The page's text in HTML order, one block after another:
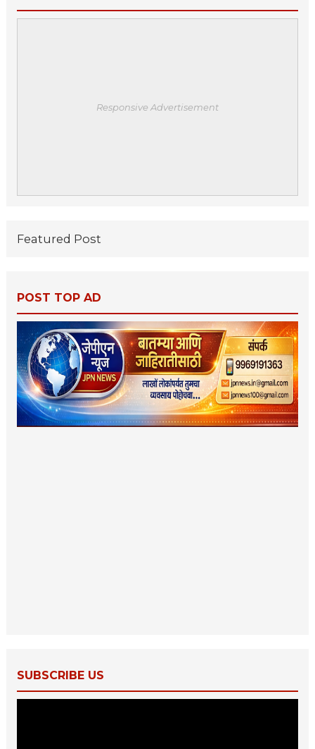
Responsive Advertisement
Featured Post
POST TOP AD
SUBSCRIBE US